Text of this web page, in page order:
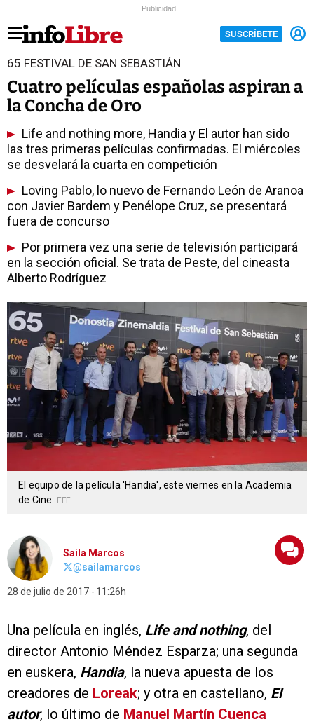
Publicidad
SUSCRÍBETE
65 FESTIVAL DE SAN SEBASTIÁN
Cuatro películas españolas aspiran a
la Concha de Oro
Life and nothing more, Handia y El autor han sido
las tres primeras películas confirmadas. El miércoles
se desvelará la cuarta en competición
Loving Pablo, lo nuevo de Fernando León de Aranoa
con Javier Bardem y Penélope Cruz, se presentará
fuera de concurso
Por primera vez una serie de televisión participará
en la sección oficial. Se trata de Peste, del cineasta
Alberto Rodríguez
El equipo de la película 'Handia', este viernes en la Academia
de Cine.
EFE
Saila Marcos
@sailamarcos
28 de julio de 2017 11:26h
Una película en inglés, Life and nothing, del
director Antonio Méndez Esparza; una segunda
en euskera, Handia, la nueva apuesta de los
creadores de Loreak; y otra en castellano, El
autor, lo último de Manuel Martín Cuenca